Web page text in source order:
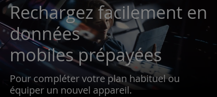
Rechargez facilement en
données
mobiles prépayées
Pour compléter votre plan habituel ou
équiper un nouvel appareil.